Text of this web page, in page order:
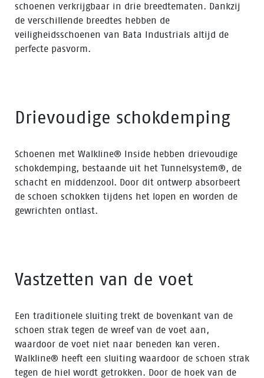
schoenen verkrijgbaar in drie breedtematen. Dankzij
de verschillende breedtes hebben de
veiligheidsschoenen van Bata Industrials altijd de
perfecte pasvorm.
Drievoudige schokdemping
Schoenen met Walkline® Inside hebben drievoudige
schokdemping, bestaande uit het Tunnelsystem®, de
schacht en middenzool. Door dit ontwerp absorbeert
de schoen schokken tijdens het lopen en worden de
gewrichten ontlast.
Vastzetten van de voet
Een traditionele sluiting trekt de bovenkant van de
schoen strak tegen de wreef van de voet aan,
waardoor de voet niet naar beneden kan veren.
Walkline® heeft een sluiting waardoor de schoen strak
tegen de hiel wordt getrokken. Door de hoek van de